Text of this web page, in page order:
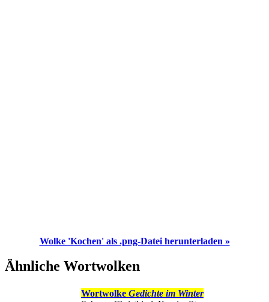
Wolke 'Kochen' als .png-Datei herunterladen »
Ähnliche Wortwolken
Wortwolke Gedichte im Winter